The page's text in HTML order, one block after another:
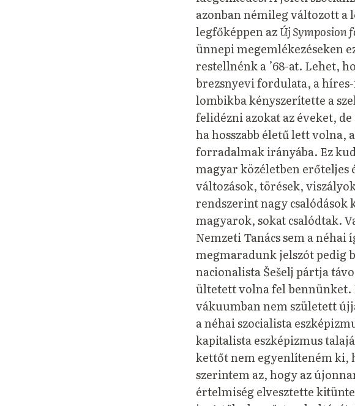
azonban némileg változott a
legfőképpen azÚj Symposion
ünnepi megemlékezéseken
restellnénk a ’68-at. Lehet,
brezsnyevi fordulata, a
lombikba kényszerítette a
felidézni azokat az éveket,
ha hosszabb életű lett volna,
forradalmak irányába. Ez
magyar közéletben
változások, törések,
rendszerint nagy csalódások
magyarok, sokat csalódtak.
Nemzeti Tanács sem a
megmaradunk jelszót pedig
nacionalista Šešelj pártja
ültetett volna fel bennünket.
vákuumban nem született
a néhai szocialista
kapitalista eszképizmus
kettőt nem egyenlíteném ki,
szerintem az, hogy az
értelmiség elvesztette